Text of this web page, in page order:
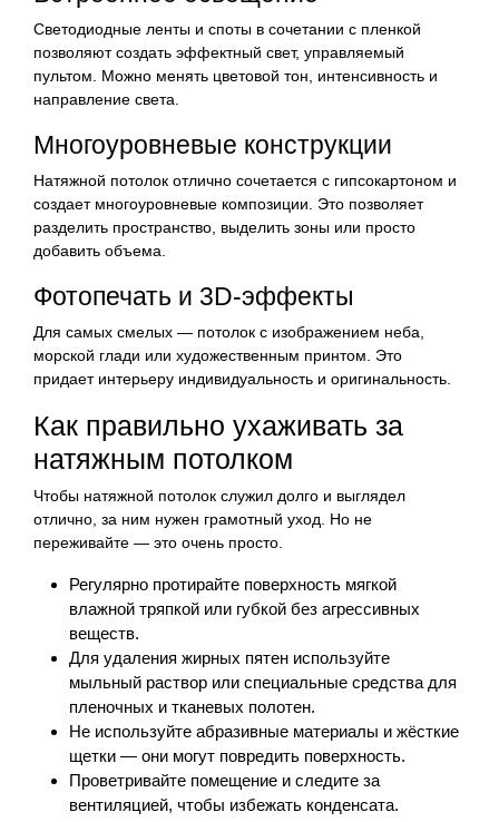
Светодиодные ленты и споты в сочетании с пленкой
позволяют создать эффектный свет, управляемый
пультом. Можно менять цветовой тон, интенсивность и
направление света.
Многоуровневые конструкции
Натяжной потолок отлично сочетается с гипсокартоном и
создает многоуровневые композиции. Это позволяет
разделить пространство, выделить зоны или просто
добавить объема.
Фотопечать и 3D-эффекты
Для самых смелых — потолок с изображением неба,
морской глади или художественным принтом. Это
придает интерьеру индивидуальность и оригинальность.
Как правильно ухаживать за
натяжным потолком
Чтобы натяжной потолок служил долго и выглядел
отлично, за ним нужен грамотный уход. Но не
переживайте — это очень просто.
Регулярно протирайте поверхность мягкой
влажной тряпкой или губкой без агрессивных
веществ.
Для удаления жирных пятен используйте
мыльный раствор или специальные средства для
пленочных и тканевых полотен.
Не используйте абразивные материалы и жёсткие
щетки — они могут повредить поверхность.
Проветривайте помещение и следите за
вентиляцией, чтобы избежать конденсата.